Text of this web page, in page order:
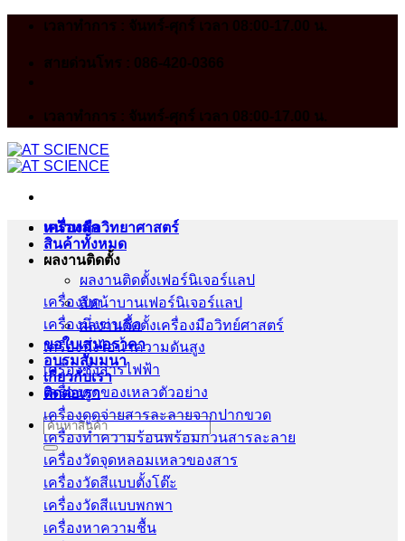
Skip
เวลาทำการ : จันทร์-ศุกร์ เวลา 08:00-17.00 น.
สายด่วนโทร : 086-420-0366
เวลาทำการ : จันทร์-ศุกร์ เวลา 08:00-17.00 น.
หน้าหลัก
สินค้าทั้งหมด
ผลงานติดตั้ง
ผลงานติดตั้งเฟอร์นิเจอร์เเลป
สีหน้าบานเฟอร์นิเจอร์เเลป
ผลงานติดตั้งเครื่องมือวิทย์ศาสตร์
ขอใบเสนอราคา
อบรมสัมมนา
เกี่ยวกับเรา
ติดต่อเรา
Search
for:
เครื่องมือวิทยาศาสตร์
เครื่องบด
เครื่องนึ่งฆ่าเชื้อ
เครื่องนึ่งไอน้ำความดันสูง
เครื่องชั่งสารไฟฟ้า
เครื่องดูดของเหลวตัวอย่าง
เครื่องดูดจ่ายสารละลายจากปากขวด
เครื่องทำความร้อนพร้อมกวนสารละลาย
เครื่องวัดจุดหลอมเหลวของสาร
เครื่องวัดสีแบบตั้งโต๊ะ
เครื่องวัดสีแบบพกพา
เครื่องหาความชื้น